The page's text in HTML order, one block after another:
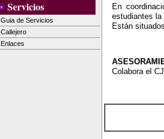
Servicios
Guia de Servicios
Callejero
Enlaces
En
estudiantes la
Están
Colabora el